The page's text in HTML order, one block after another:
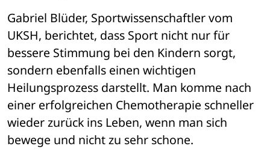
Gabriel Blüder, Sportwissenschaftler vom
UKSH, berichtet, dass Sport nicht nur für
bessere Stimmung bei den Kindern sorgt,
sondern ebenfalls einen wichtigen
Heilungsprozess darstellt. Man komme nach
einer erfolgreichen Chemotherapie schneller
wieder zurück ins Leben, wenn man sich
bewege und nicht zu sehr schone.